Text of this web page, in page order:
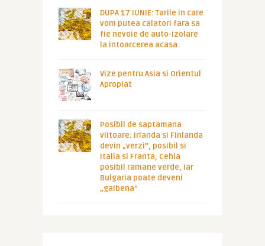
DUPA 17 IUNIE: Tarile in care
vom putea calatori fara sa
fie nevoie de auto-izolare
la intoarcerea acasa
Vize pentru Asia si Orientul
Apropiat
Posibil de saptamana
viitoare: Irlanda si Finlanda
devin „verzi”, posibil si
Italia si Franta, Cehia
posibil ramane verde, iar
Bulgaria poate deveni
„galbena”